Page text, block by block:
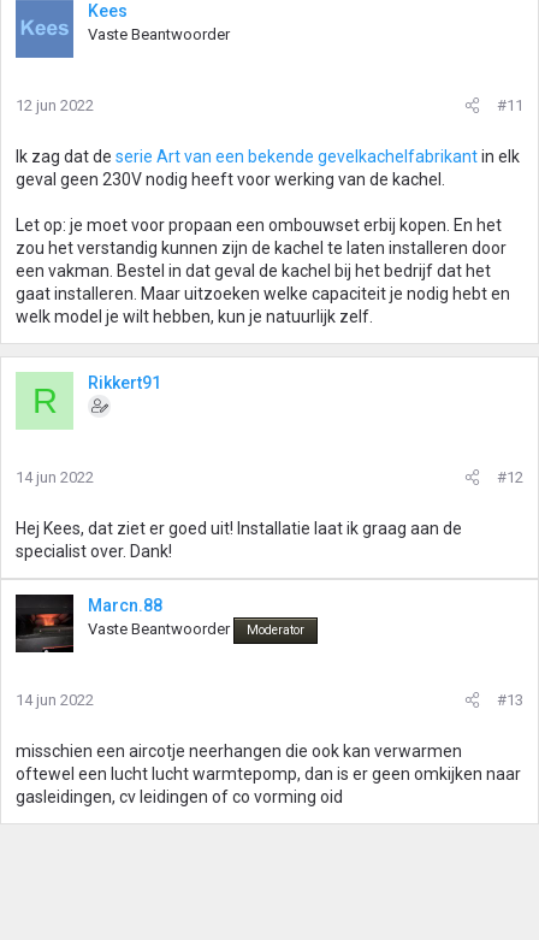
Kees
Vaste Beantwoorder
12 jun 2022 #11
Ik zag dat de serie Art van een bekende gevelkachelfabrikantin elk
geval geen 230V nodig heeft voor werking van de kachel.
Let op: je moet voor propaan een ombouwset erbij kopen. En het
zou het verstandig kunnen zijn de kachel te laten installeren door
een vakman. Bestel in dat geval de kachel bij het bedrijf dat het
gaat installeren. Maar uitzoeken welke capaciteit je nodig hebt en
welk model je wilt hebben, kun je natuurlijk zelf.
R Rikkert91
14 jun 2022 #12
Hej Kees, dat ziet er goed uit! Installatie laat ik graag aan de
specialist over. Dank!
Marcn.88
Vaste Beantwoorder Moderator
14 jun 2022 #13
misschien een aircotje neerhangen die ook kan verwarmen
oftewel een lucht lucht warmtepomp, dan is er geen omkijken naar
gasleidingen, cv leidingen of co vorming oid